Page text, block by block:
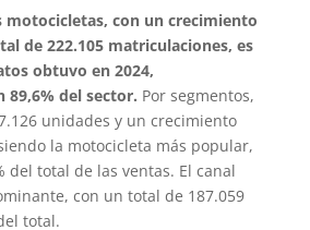
motocicletas, con un crecimiento
de 222.105 matriculaciones, es
obtuvo en 2024,
89,6% del sector. Por segmentos,
unidades y un crecimiento
la motocicleta más popular,
del total de las ventas. El canal
con un total de 187.059
total.